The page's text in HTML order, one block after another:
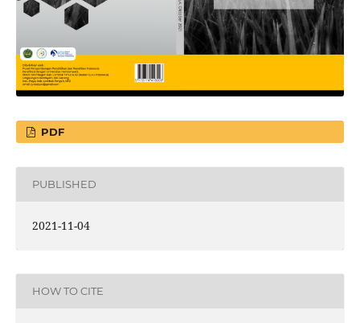
PDF
PUBLISHED
2021-11-04
HOW TO CITE